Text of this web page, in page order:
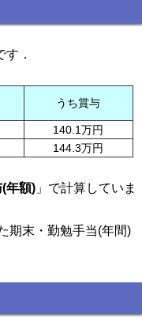
．
うち賞与
140.1万円
144.3万円
年額) 」で計算していま
期末・勤勉手当(年間)